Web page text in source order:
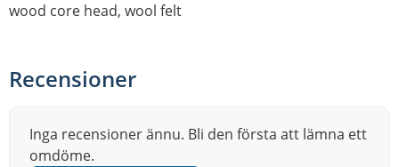
wood core head, wool felt
Recensioner
Inga recensioner ännu. Bli den första att lämna ett
omdöme.